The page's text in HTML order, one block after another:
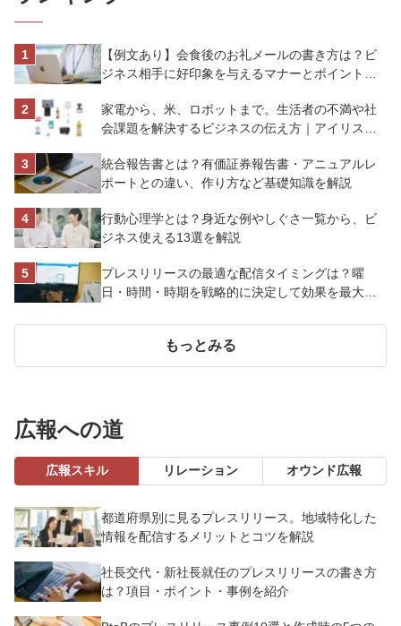
【例文あり】会食後のお礼メールの書き方は？ビ
ジネス相手に好印象を与えるマナーとポイントを
家電から、米、ロボットまで。生活者の不満や社
会課題を解決するビジネスの伝え方｜アイリスオ
統合報告書とは？有価証券報告書・アニュアルレ
ポートとの違い、作り方など基礎知識を解説
行動心理学とは？身近な例やしぐさ一覧から、ビ
ジネス使える13選を解説
プレスリリースの最適な配信タイミングは？曜
日・時間・時期を戦略的に決定して効果を最大化
もっとみる
広報への道
広報スキル リレーション オウンド広報
都道府県別に見るプレスリリース。地域特化した
情報を配信するメリットとコツを解説
社長交代・新社長就任のプレスリリースの書き方
は？項目・ポイント・事例を紹介